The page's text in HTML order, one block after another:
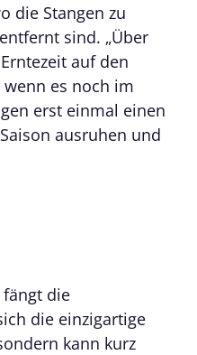
die Stangen zu
sind. „Über
auf den
es noch im
erst einmal einen
ausruhen und
die
die einzigartige
kann kurz